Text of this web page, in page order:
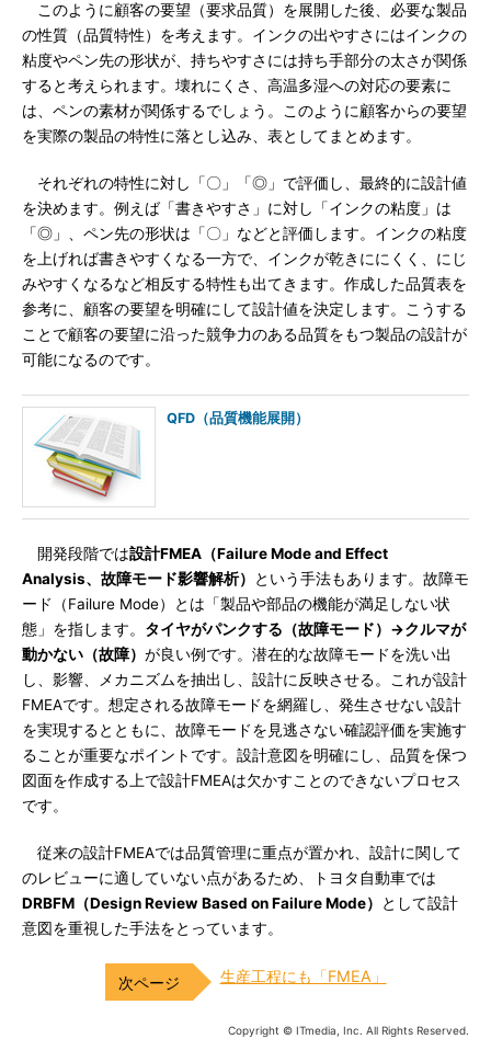
このように顧客の要望（要求品質）を展開した後、必要な製品
の性質（品質特性）を考えます。インクの出やすさにはインクの
粘度やペン先の形状が、持ちやすさには持ち手部分の太さが関係
すると考えられます。壊れにくさ、高温多湿への対応の要素に
は、ペンの素材が関係するでしょう。このように顧客からの要望
を実際の製品の特性に落とし込み、表としてまとめます。
それぞれの特性に対し「〇」「◎」で評価し、最終的に設計値
を決めます。例えば「書きやすさ」に対し「インクの粘度」は
「◎」、ペン先の形状は「〇」などと評価します。インクの粘度
を上げれば書きやすくなる一方で、インクが乾きににくく、にじ
みやすくなるなど相反する特性も出てきます。作成した品質表を
参考に、顧客の要望を明確にして設計値を決定します。こうする
ことで顧客の要望に沿った競争力のある品質をもつ製品の設計が
可能になるのです。
QFD（品質機能展開）
開発段階では設計FMEA（Failure Mode and Effect
Analysis、故障モード影響解析）
という手法もあります。故障モ
ード（Failure Mode）とは「製品や部品の機能が満足しない状
態」を指します。 タイヤがパンクする（故障モード）→クルマが
動かない（故障） が良い例です。潜在的な故障モードを洗い出
し、影響、メカニズムを抽出し、設計に反映させる。これが設計
FMEAです。想定される故障モードを網羅し、発生させない設計
を実現するとともに、故障モードを見逃さない確認評価を実施す
ることが重要なポイントです。設計意図を明確にし、品質を保つ
図面を作成する上で設計FMEAは欠かすことのできないプロセス
です。
従来の設計FMEAでは品質管理に重点が置かれ、設計に関して
のレビューに適していない点があるため、トヨタ自動車では
DRBFM（Design Review Based on Failure Mode）
として設計
意図を重視した手法をとっています。
生産工程にも「FMEA」
Copyright © ITmedia, Inc. All Rights Reserved.